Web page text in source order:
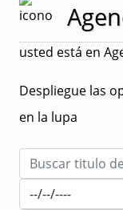
usted está en
Despliegue las
en la lupa